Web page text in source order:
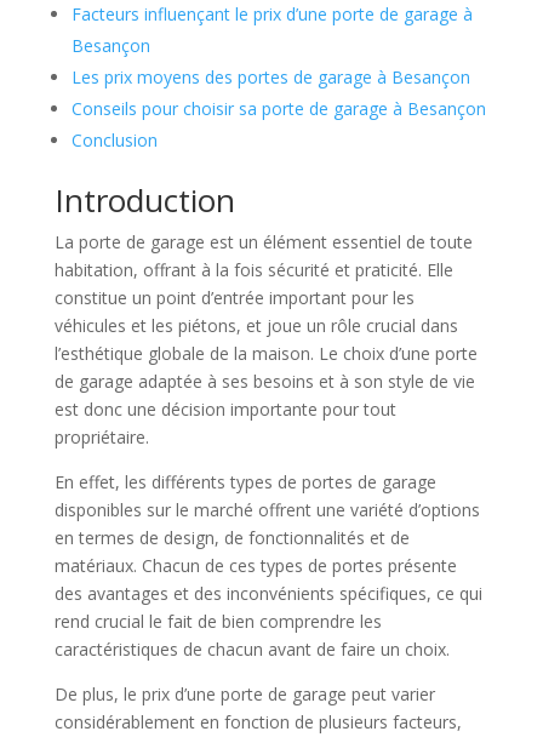
Facteurs influençant le prix d’une porte de garage à
Besançon
Les prix moyens des portes de garage à Besançon
Conseils pour choisir sa porte de garage à Besançon
Conclusion
Introduction
La porte de garage est un élément essentiel de toute
habitation, offrant à la fois sécurité et praticité. Elle
constitue un point d’entrée important pour les
véhicules et les piétons, et joue un rôle crucial dans
l’esthétique globale de la maison. Le choix d’une porte
de garage adaptée à ses besoins et à son style de vie
est donc une décision importante pour tout
propriétaire.
En effet, les différents types de portes de garage
disponibles sur le marché offrent une variété d’options
en termes de design, de fonctionnalités et de
matériaux. Chacun de ces types de portes présente
des avantages et des inconvénients spécifiques, ce qui
rend crucial le fait de bien comprendre les
caractéristiques de chacun avant de faire un choix.
De plus, le prix d’une porte de garage peut varier
considérablement en fonction de plusieurs facteurs,